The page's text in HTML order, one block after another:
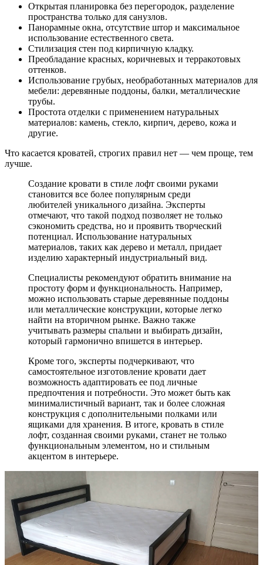
Открытая планировка без перегородок, разделение
пространства только для санузлов.
Панорамные окна, отсутствие штор и максимальное
использование естественного света.
Стилизация стен под кирпичную кладку.
Преобладание красных, коричневых и терракотовых
оттенков.
Использование грубых, необработанных материалов для
мебели: деревянные поддоны, балки, металлические
трубы.
Простота отделки с применением натуральных
материалов: камень, стекло, кирпич, дерево, кожа и
другие.
Что касается кроватей, строгих правил нет — чем проще, тем
лучше.
Создание кровати в стиле лофт своими руками
становится все более популярным среди
любителей уникального дизайна. Эксперты
отмечают, что такой подход позволяет не только
сэкономить средства, но и проявить творческий
потенциал. Использование натуральных
материалов, таких как дерево и металл, придает
изделию характерный индустриальный вид.
Специалисты рекомендуют обратить внимание на
простоту форм и функциональность. Например,
можно использовать старые деревянные поддоны
или металлические конструкции, которые легко
найти на вторичном рынке. Важно также
учитывать размеры спальни и выбирать дизайн,
который гармонично впишется в интерьер.
Кроме того, эксперты подчеркивают, что
самостоятельное изготовление кровати дает
возможность адаптировать ее под личные
предпочтения и потребности. Это может быть как
минималистичный вариант, так и более сложная
конструкция с дополнительными полками или
ящиками для хранения. В итоге, кровать в стиле
лофт, созданная своими руками, станет не только
функциональным элементом, но и стильным
акцентом в интерьере.